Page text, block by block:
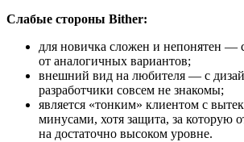
Слабые стороны Bither:
для новичка сложен и непонятен —
от аналогичных вариантов;
внешний вид на любителя — с
разработчики совсем не знакомы;
является «тонким» клиентом с
минусами, хотя защита, за которую
на достаточно высоком уровне.